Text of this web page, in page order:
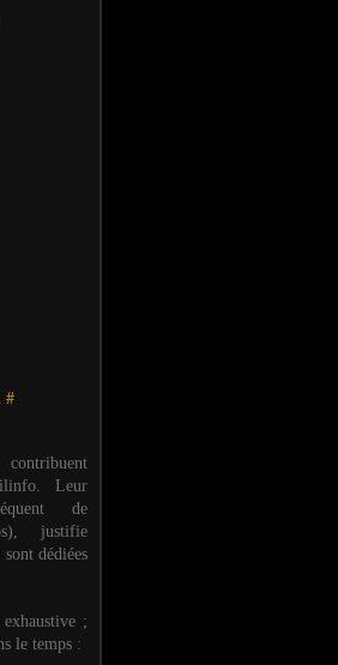
#
Leur
de
justifie
dédiées
;
le temps :